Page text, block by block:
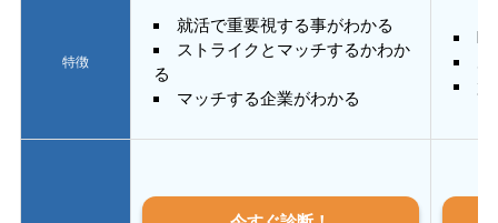
特徴
就活で重要視する事がわかる
ストライクとマッチするかわか
る
マッチする企業がわかる
質